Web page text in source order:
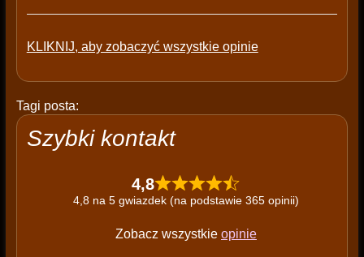
KLIKNIJ, aby zobaczyć wszystkie opinie
Tagi posta:
Szybki kontakt
4,8
4,8 na 5 gwiazdek (na podstawie 365 opinii)
Zobacz wszystkie opinie